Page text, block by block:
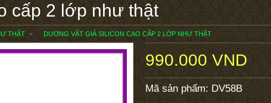
cấp 2 lớp như thật
THẬT DƯƠNG VẬT GIẢ SILICON CAO CẤP 2 LỚP NHƯ THẬT
990.000 VND
Mã sản phẩm: DV58B